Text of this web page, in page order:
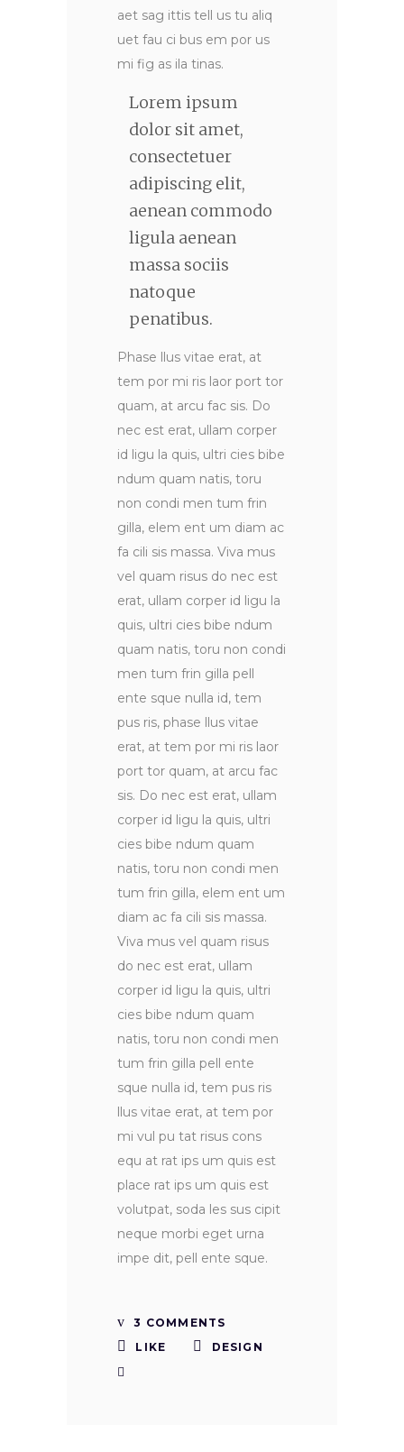
aet sag ittis tell us tu aliq
uet fau ci bus em por us
mi fig as ila tinas.
Lorem ipsum
dolor sit amet,
consectetuer
adipiscing elit,
aenean commodo
ligula aenean
massa sociis
natoque
penatibus.
Phase llus vitae erat, at
tem por mi ris laor port tor
quam, at arcu fac sis. Do
nec est erat, ullam corper
id ligu la quis, ultri cies bibe
ndum quam natis, toru
non condi men tum frin
gilla, elem ent um diam ac
fa cili sis massa. Viva mus
vel quam risus do nec est
erat, ullam corper id ligu la
quis, ultri cies bibe ndum
quam natis, toru non condi
men tum frin gilla pell
ente sque nulla id, tem
pus ris, phase llus vitae
erat, at tem por mi ris laor
port tor quam, at arcu fac
sis. Do nec est erat, ullam
corper id ligu la quis, ultri
cies bibe ndum quam
natis, toru non condi men
tum frin gilla, elem ent um
diam ac fa cili sis massa.
Viva mus vel quam risus
do nec est erat, ullam
corper id ligu la quis, ultri
cies bibe ndum quam
natis, toru non condi men
tum frin gilla pell ente
sque nulla id, tem pus ris
llus vitae erat, at tem por
mi vul pu tat risus cons
equ at rat ips um quis est
place rat ips um quis est
volutpat, soda les sus cipit
neque morbi eget urna
impe dit, pell ente sque.
3 COMMENTS
LIKE
DESIGN